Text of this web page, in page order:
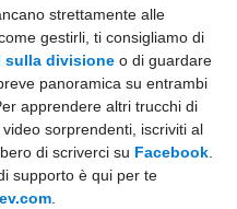
strettamente alle
gestirli, ti consigliamo di
sulla divisione o di guardare
panoramica su entrambi
apprendere altri trucchi di
sorprendenti, iscriviti al
di scriverci su Facebook
supporto è qui per te